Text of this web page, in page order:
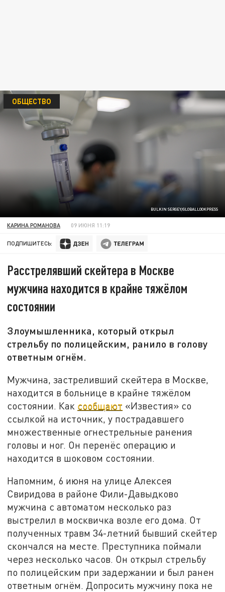
BULKIN SERGEY/GLOBALLOOKPRESS
ОБЩЕСТВО
КАРИНА РОМАНОВА 09 ИЮНЯ 11:19
ПОДПИШИТЕСЬ:
Расстрелявший скейтера в Москве
мужчина находится в крайне тяжёлом
состоянии
Злоумышленника, который открыл
стрельбу по полицейским, ранило в голову
ответным огнём.
Мужчина, застреливший скейтера в Москве,
находится в больнице в крайне тяжёлом
состоянии. Как сообщают «Известия» со
ссылкой на источник, у пострадавшего
множественные огнестрельные ранения
головы и ног. Он перенёс операцию и
находится в шоковом состоянии.
Напомним, 6 июня на улице Алексея
Свиридова в районе Фили-Давыдково
мужчина с автоматом несколько раз
выстрелил в москвичка возле его дома. От
полученных травм 34-летний бывший скейтер
скончался на месте. Преступника поймали
через несколько часов. Он открыл стрельбу
по полицейским при задержании и был ранен
ответным огнём. Допросить мужчину пока не